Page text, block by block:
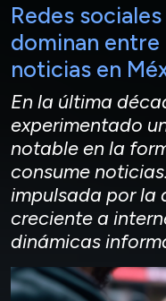
Redes
dominan
noticias en
En la última
experimentado
notable en la
consume
impulsada por la
creciente a
dinámicas